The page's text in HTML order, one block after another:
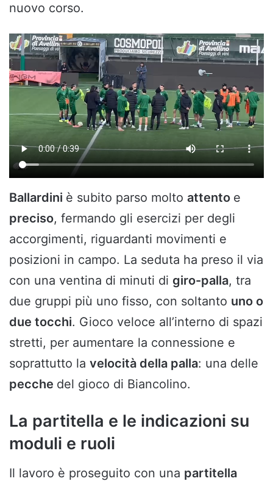
nuovo corso.
Ballardini è subito parso molto attento e
preciso, fermando gli esercizi per degli
accorgimenti, riguardanti movimenti e
posizioni in campo. La seduta ha preso il via
con una ventina di minuti di giro-palla, tra
due gruppi più uno fisso, con soltanto uno o
due tocchi. Gioco veloce all’interno di spazi
stretti, per aumentare la connessione e
soprattutto la velocità della palla: una delle
pecche del gioco di Biancolino.
La partitella e le indicazioni su
moduli e ruoli
Il lavoro è proseguito con una partitella